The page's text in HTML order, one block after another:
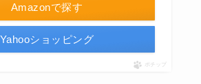
Amazonで探す
Yahooショッピング
ポチップ